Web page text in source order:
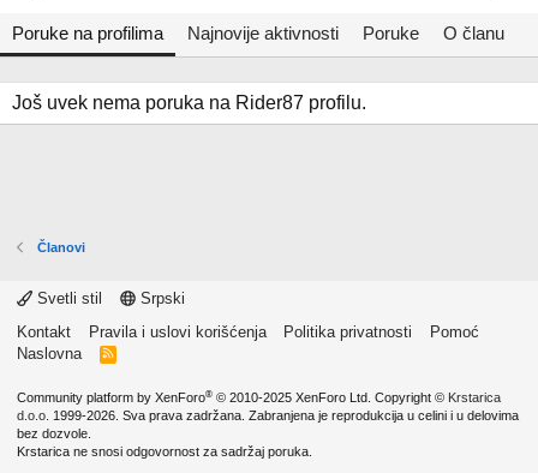
Poruke na profilima Najnovije aktivnosti Poruke O članu
Još uvek nema poruka na Rider87 profilu.
Članovi
Svetli stil
Srpski
Kontakt
Pravila i uslovi korišćenja Politika privatnosti
Pomoć
Naslovna
R
Community platform by XenForo® © 2010-2025 XenForo Ltd. Copyright © Krstarica
d.o.o. 1999-2026. Sva prava zadržana. Zabranjena je reprodukcija u celini i u delovima
bez dozvole.
Krstarica ne snosi odgovornost za sadržaj poruka.